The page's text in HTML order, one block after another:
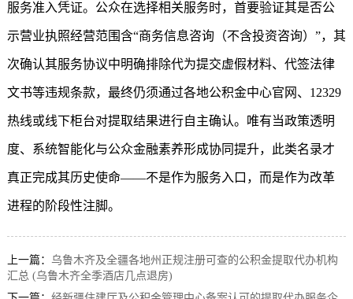
服务准入凭证。公众在选择相关服务时，首要验证其是否公
示营业执照经营范围含“商务信息咨询（不含投资咨询）”，其
次确认其服务协议中明确排除代为提交虚假材料、代签法律
文书等违规条款，最终仍须通过各地公积金中心官网、12329
热线或线下柜台对提取结果进行自主确认。唯有当政策透明
度、系统智能化与公众金融素养形成协同提升，此类名录才
真正完成其历史使命——不是作为服务入口，而是作为改革
进程的阶段性注脚。
上一篇： 乌鲁木齐及全疆各地州正规注册可查的公积金提取代办机构
汇总 (乌鲁木齐全季酒店几点退房)